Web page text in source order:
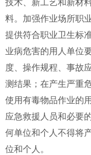
技术、新工艺和新材
料。加强作业场所职
提供符合职业卫生标
业病危害的用人单位
度、操作规程、事故
测结果；在产生严重
使用有毒物品作业的
应急救援人员和必要
何单位和个人不得将
位和个人。